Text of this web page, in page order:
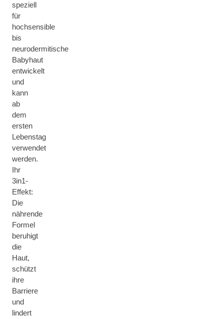
speziell
für
hochsensible
bis
neurodermitische
Babyhaut
entwickelt
und
kann
ab
dem
ersten
Lebenstag
verwendet
werden.
Ihr
3in1-
Effekt:
Die
nährende
Formel
beruhigt
die
Haut,
schützt
ihre
Barriere
und
lindert